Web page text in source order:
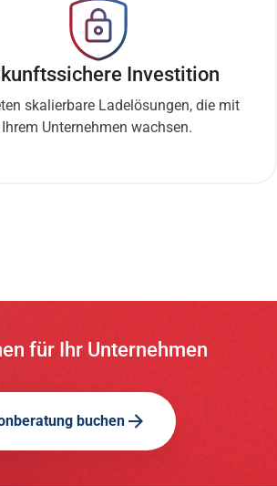
Investition
skalierbare Ladelösungen, die mit
Ihrem Unternehmen wachsen.
für Ihr Unternehmen
buchen